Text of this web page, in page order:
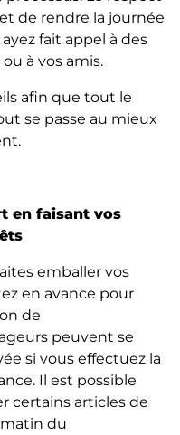
de rendre la journée
fait appel à des
à vos amis.
afin que tout le
se passe au mieux
en faisant vos
emballer vos
en avance pour
de
peuvent se
si vous effectuez la
Il est possible
certains articles de
du